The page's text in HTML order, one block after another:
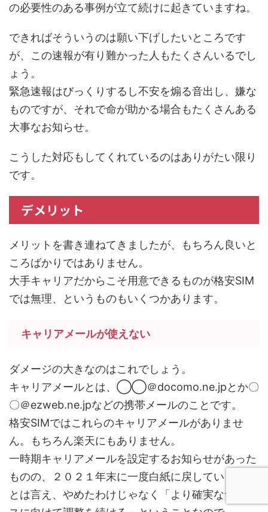
の必要性のある事例が立て続けに起きていますね。
できればそういうのは願い下げしたいところです
が、この速報が有り難かった人もたくさんいるでし
ょう。
緊急速報はびっくりするし不安を煽る音出し、嫌な
ものですが、それで命が助かる場合もたくさんある
大事なお知らせ。
こうした対応もしてくれているのはありがたい限り
です。
デメリット
メリットを書き連ねてきましたが、もちろん良いと
ころばかりではありません。
大手キャリアだからこそ用意できるものが格安SIM
では無理、というものもいくつかあります。
キャリアメールが使えない
ダメージの大きなのはこれでしょう。
キャリアメールとは、◯◯＠docomo.ne.jpとか〇
〇＠ezweb.ne.jpなどの携帯メールのことです。
格安SIMではこれらのキャリアメールがありませ
ん。もちろん楽天にもありません。
一時期キャリアメールを設定するお知らせがあった
ものの、２０２１年末に一度白紙に戻しています。
とは言え、やめたわけじゃなく「より確実なサービ